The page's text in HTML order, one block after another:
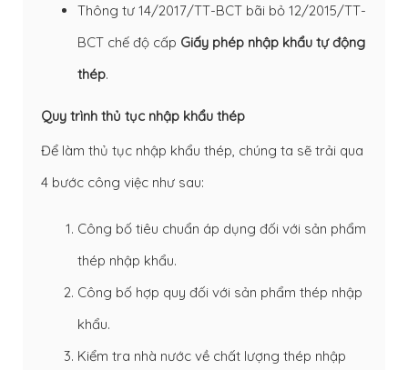
Thông tư 14/2017/TT-BCT bãi bỏ 12/2015/TT-
BCT chế độ cấp Giấy phép nhập khẩu tự động
thép.
Quy trình thủ tục nhập khẩu thép
Để làm thủ tục nhập khẩu thép, chúng ta sẽ trải qua
4 bước công việc như sau:
Công bố tiêu chuẩn áp dụng đối với sản phẩm
thép nhập khẩu.
Công bố hợp quy đối với sản phẩm thép nhập
khẩu.
Kiểm tra nhà nước về chất lượng thép nhập